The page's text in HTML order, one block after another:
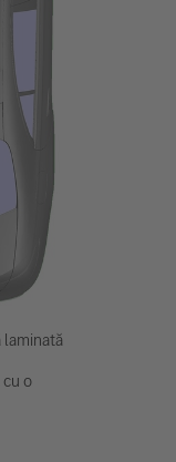
laminată
cu o